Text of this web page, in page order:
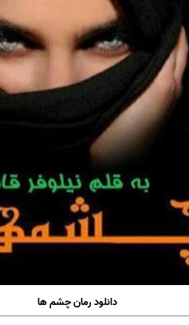
دانلود رمان چشم ها